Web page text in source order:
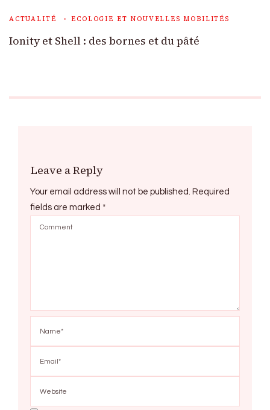
ACTUALITÉ ECOLOGIE ET NOUVELLES MOBILITÉS
Ionity et Shell : des bornes et du pâté
Leave a Reply
Your email address will not be published. Required
fields are marked *